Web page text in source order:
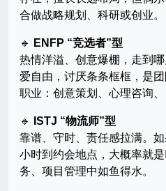
合做战略规划、科研或创业。
🔹
ENFP “竞选者”型
热情洋溢、创意爆棚，走到
爱自由，讨厌条条框框，是
职业：创意策划、心理咨询、
🔹
ISTJ “物流师”型
靠谱、守时、责任感拉满。
小时到约会地点，大概率就
务、项目管理中如鱼得水。